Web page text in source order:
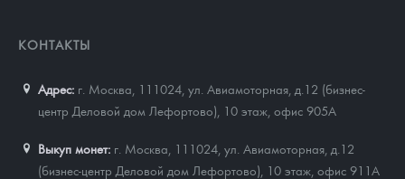
КОНТАКТЫ
Адрес: г. Москва, 111024 ул. Авиамоторная, д.12 (бизнес-
центр Деловой дом Лефортово), 10 этаж, офис 905А
Выкуп монет: г. Москва, 111024, ул. Авиамоторная, д.12
(бизнес-центр Деловой дом Лефортово), 10 этаж, офис 911А